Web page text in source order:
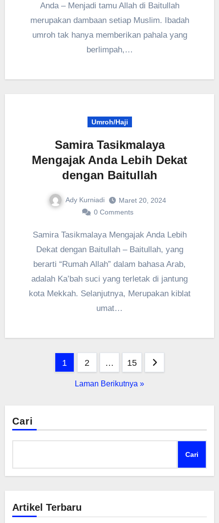
Anda – Menjadi tamu Allah di Baitullah
merupakan dambaan setiap Muslim. Ibadah
umroh tak hanya memberikan pahala yang
berlimpah,…
Umroh/Haji
Samira Tasikmalaya
Mengajak Anda Lebih Dekat
dengan Baitullah
Ady Kurniadi
Maret 20, 2024
0 Comments
Samira Tasikmalaya Mengajak Anda Lebih
Dekat dengan Baitullah – Baitullah, yang
berarti “Rumah Allah” dalam bahasa Arab,
adalah Ka’bah suci yang terletak di jantung
kota Mekkah. Selanjutnya, Merupakan kiblat
umat…
Paginasi
1 2 … 15
Laman Berikutnya »
Cari
Cari
Artikel Terbaru